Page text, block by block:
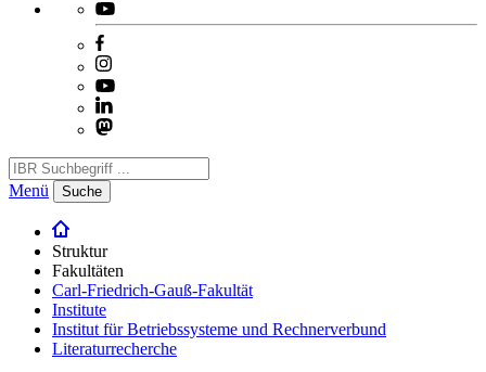
Menü Suche
Struktur
Fakultäten
Carl-Friedrich-Gauß-Fakultät
Institute
Institut für Betriebssysteme und Rechnerverbund
Literaturrecherche